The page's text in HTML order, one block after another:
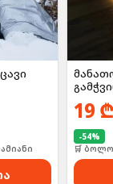
53-მა
19
-54%
🛒